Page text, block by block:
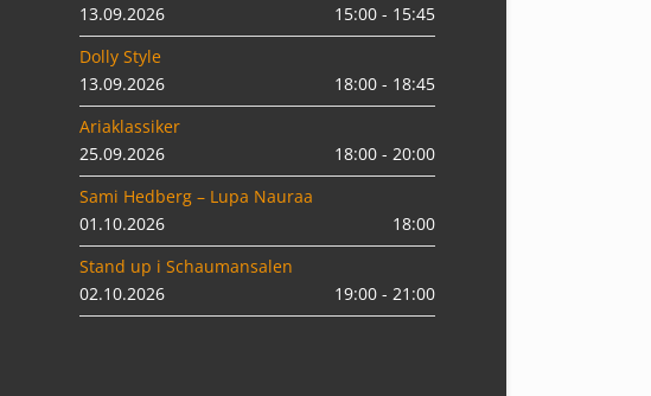
13.09.2026
15:00 - 15:45
Dolly Style
13.09.2026
18:00 - 18:45
Ariaklassiker
25.09.2026
18:00 - 20:00
Sami Hedberg – Lupa Nauraa
01.10.2026
18:00
Stand up i Schaumansalen
02.10.2026
19:00 - 21:00